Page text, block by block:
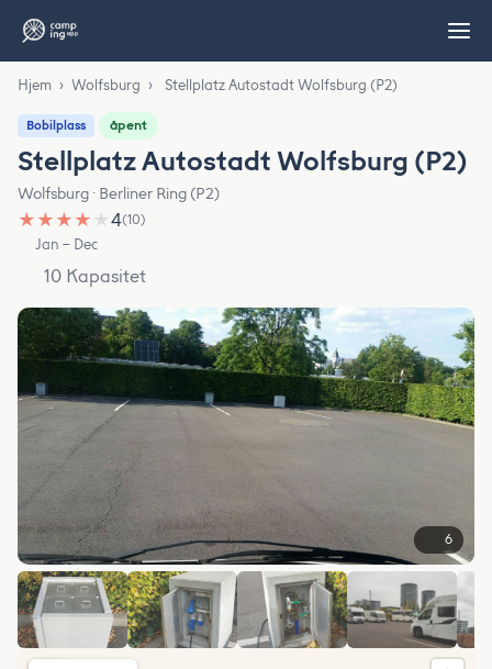
Hjem › Wolfsburg › Stellplatz Autostadt Wolfsburg (P2)
Bobilplass åpent
Stellplatz Autostadt Wolfsburg (P2)
Wolfsburg · Berliner Ring (P2)
★ ★ ★ ★ ★4(10)
Jan – Dec
10 Kapasitet
6